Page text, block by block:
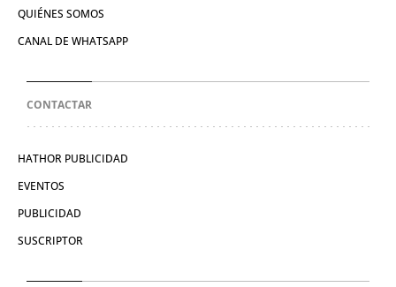
QUIÉNES SOMOS
CANAL DE WHATSAPP
CONTACTAR
HATHOR PUBLICIDAD
EVENTOS
PUBLICIDAD
SUSCRIPTOR